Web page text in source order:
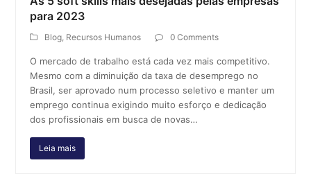
para 2023
Blog Recursos Humanos 0 Comments
O mercado de trabalho está cada vez mais competitivo.
Mesmo com a diminuição da taxa de desemprego no
Brasil, ser aprovado num processo seletivo e manter um
emprego continua exigindo muito esforço e dedicação
dos profissionais em busca de novas…
Leia mais